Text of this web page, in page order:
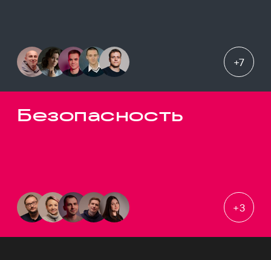
+7
Безопасность
+3